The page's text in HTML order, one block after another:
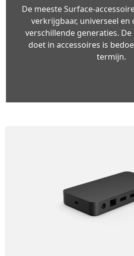
De meeste Surface-
verkrijgbaar, universeel
verschillende generaties.
doet in accessoires is
termijn.